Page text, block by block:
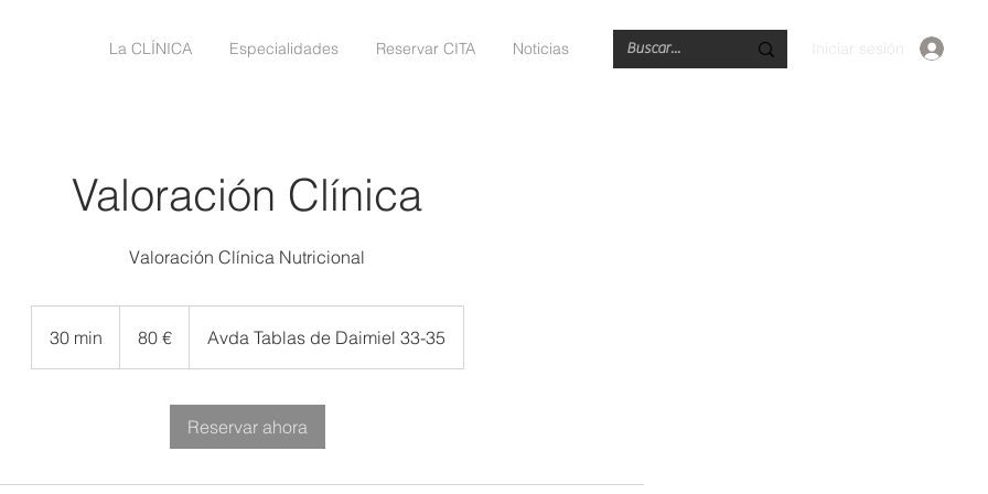
La CLÍNICA Especialidades Reservar CITA Noticias Iniciar sesión
Valoración Clínica
Valoración Clínica Nutricional
30 min
0
80 € Avda Tablas de Daimiel 33-35
Reservar ahora